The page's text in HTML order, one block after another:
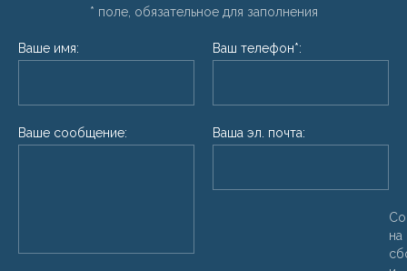
* поле, обязательное для заполнения
Ваше имя:
Ваше сообщение:
Ваш телефон*:
Ваша эл. почта:
на